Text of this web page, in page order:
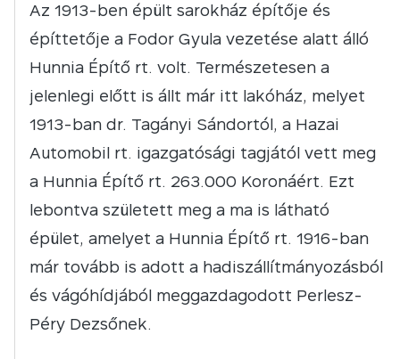
Az 1913-ben épült sarokház építője és
építtetője a Fodor Gyula vezetése alatt álló
Hunnia Építő rt. volt. Természetesen a
jelenlegi előtt is állt már itt lakóház, melyet
1913-ban dr. Tagányi Sándortól, a Hazai
Automobil rt. igazgatósági tagjától vett meg
a Hunnia Építő rt. 263.000 Koronáért. Ezt
lebontva született meg a ma is látható
épület, amelyet a Hunnia Építő rt. 1916-ban
már tovább is adott a hadiszállítmányozásból
és vágóhídjából meggazdagodott Perlesz-
Péry Dezsőnek.